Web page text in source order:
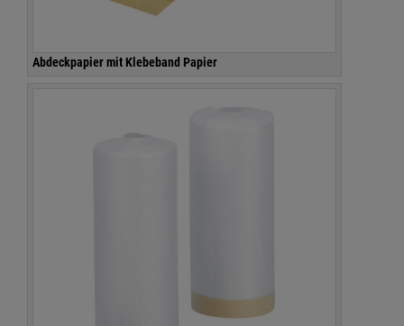
Abdeckpapier mit Klebeband Papier